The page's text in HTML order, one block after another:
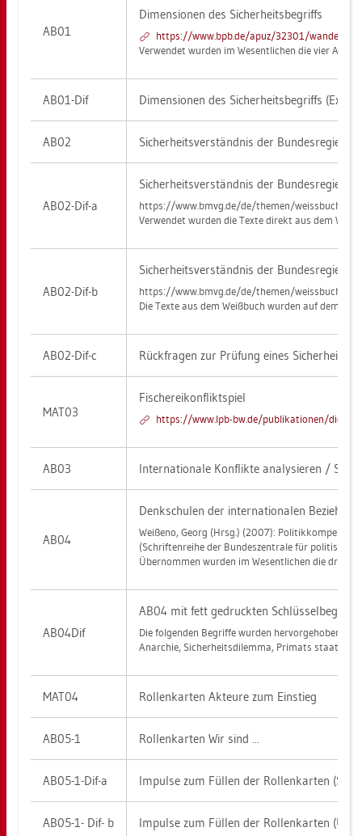
AB01
Di­men­sio­nen des Si­cher­heits­be­griffs
https://​www.​bpb.​de/​apuz/​32301/​wan­del-​
Ver­wen­det wur­den im We­sent­li­chen die vier
AB01-Dif Di­men­sio­nen des Si­cher­heits­be­griffs
AB02 Si­cher­heits­ver­ständ­nis der
AB02-Dif-a
Si­cher­heits­ver­ständ­nis der
https://​www.​bmvg.​de/​de/​the­men/​weiss­buch
Ver­wen­det wur­den die Texte di­rekt aus dem
AB02-Dif-b
Si­cher­heits­ver­ständ­nis der
https://​www.​bmvg.​de/​de/​the­men/​weiss­buch
Die Texte aus dem Weiß­buch wur­den auf dem
AB02-Dif-c Rück­fra­gen zur Prü­fung eines
MAT03
Fi­sche­rei­kon­flikt­spiel
https://​www.​lpb-​bw.​de/​pub​lika​tion​en/​
AB03 In­ter­na­tio­na­le Kon­flik­te ana­ly­sie­ren /
AB04
Denk­schu­len der in­ter­na­tio­na­len
Wei­ße­no, Georg (Hrsg.) (2007): Po­li­tik­kom­pe­tenz
(Schrif­ten­rei­he der Bun­des­zen­tra­le für po­li­ti­sche
Über­nom­men wur­den im We­sent­li­chen die drei
AB04­Dif
AB04 mit fett ge­druck­ten
Die fol­gen­den Be­grif­fe wur­den her­vor­ge­ho­ben:
An­ar­chie, Si­cher­heits­di­lem­ma, Pri­mats
MAT04 Rol­len­kar­ten Ak­teu­re zum Ein­stieg
AB05-1 Rol­len­kar­ten Wir sind ...
AB05-1-Dif-a Im­pul­se zum Fül­len der Rol­len­kar­ten
AB05-1- Dif- b Im­pul­se zum Fül­len der Rol­len­kar­ten